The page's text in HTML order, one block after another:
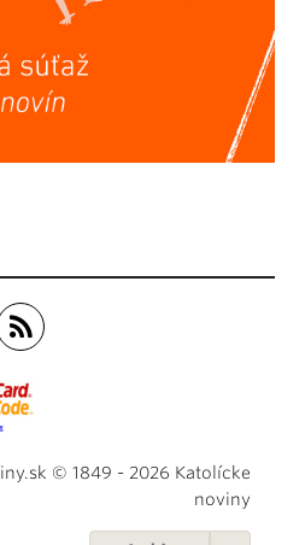
© 1849 - 2026 Katolícke
noviny